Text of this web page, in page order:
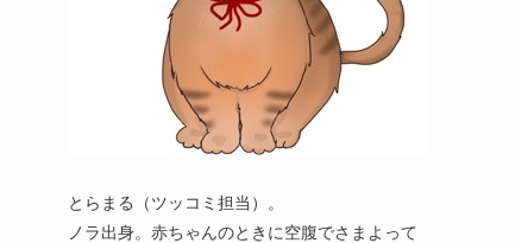
とらまる（ツッコミ担当）。
ノラ出身。赤ちゃんのときに空腹でさまよって